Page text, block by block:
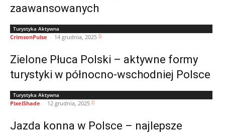
zaawansowanych
Turystyka Aktywna
CrimsonPulse - 14 grudnia, 2025 0
Zielone Płuca Polski – aktywne formy
turystyki w północno-wschodniej Polsce
Turystyka Aktywna
PixelShade - 12 grudnia, 2025 0
Jazda konna w Polsce – najlepsze